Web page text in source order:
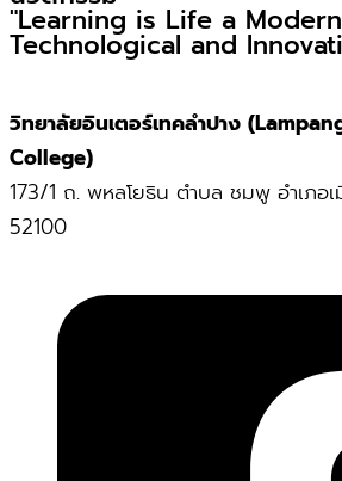
"Learning is Life a
Technological and
วิทยาลัยอินเตอร์เทคลำปาง
College)
173/1 ถ. พหลโยธิน ตำบล ชมพู อำเภอเ
52100